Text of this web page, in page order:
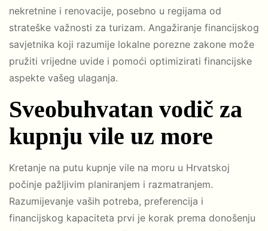
nekretnine i renovacije, posebno u regijama od
strateške važnosti za turizam. Angažiranje financijskog
savjetnika koji razumije lokalne porezne zakone može
pružiti vrijedne uvide i pomoći optimizirati financijske
aspekte vašeg ulaganja.
Sveobuhvatan vodič za
kupnju vile uz more
Kretanje na putu kupnje vile na moru u Hrvatskoj
počinje pažljivim planiranjem i razmatranjem.
Razumijevanje vaših potreba, preferencija i
financijskog kapaciteta prvi je korak prema donošenju